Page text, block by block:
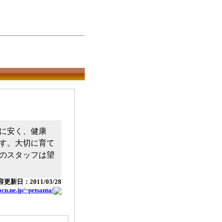
安く、健康
。大切に育て
スタッフは望
更新日：2011/03/28
~petsanta/